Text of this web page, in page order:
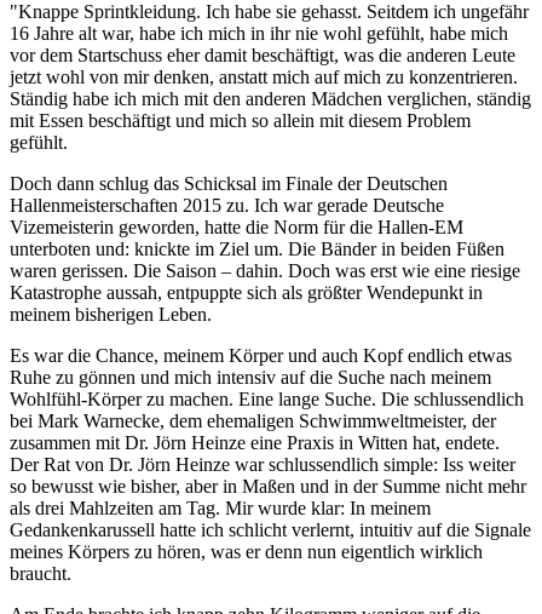
"Knappe Sprintkleidung. Ich habe sie gehasst. Seitdem ich ungefähr
16 Jahre alt war, habe ich mich in ihr nie wohl gefühlt, habe mich
vor dem Startschuss eher damit beschäftigt, was die anderen Leute
jetzt wohl von mir denken, anstatt mich auf mich zu konzentrieren.
Ständig habe ich mich mit den anderen Mädchen verglichen, ständig
mit Essen beschäftigt und mich so allein mit diesem Problem
gefühlt.
Doch dann schlug das Schicksal im Finale der Deutschen
Hallenmeisterschaften 2015 zu. Ich war gerade Deutsche
Vizemeisterin geworden, hatte die Norm für die Hallen-EM
unterboten und: knickte im Ziel um. Die Bänder in beiden Füßen
waren gerissen. Die Saison – dahin. Doch was erst wie eine riesige
Katastrophe aussah, entpuppte sich als größter Wendepunkt in
meinem bisherigen Leben.
Es war die Chance, meinem Körper und auch Kopf endlich etwas
Ruhe zu gönnen und mich intensiv auf die Suche nach meinem
Wohlfühl-Körper zu machen. Eine lange Suche. Die schlussendlich
bei Mark Warnecke, dem ehemaligen Schwimmweltmeister, der
zusammen mit Dr. Jörn Heinze eine Praxis in Witten hat, endete.
Der Rat von Dr. Jörn Heinze war schlussendlich simple: Iss weiter
so bewusst wie bisher, aber in Maßen und in der Summe nicht mehr
als drei Mahlzeiten am Tag. Mir wurde klar: In meinem
Gedankenkarussell hatte ich schlicht verlernt, intuitiv auf die Signale
meines Körpers zu hören, was er denn nun eigentlich wirklich
braucht.